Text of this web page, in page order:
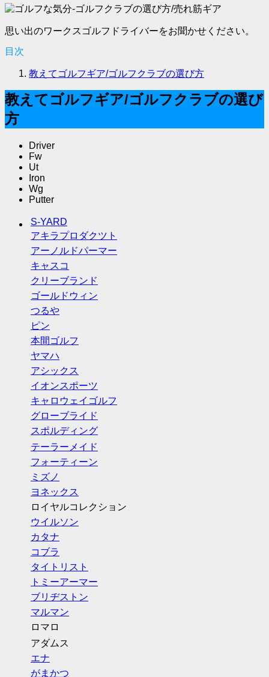
思い出のワークスゴルフドライバーをお聞かせください。
目次
教えてゴルフギア/ゴルフクラブの選び方
教えてゴルフギア/ゴルフクラブの選び
方
Driver
Fw
Ut
Iron
Wg
Putter
S-YARD
アキラプロダクツト
アーノルドパーマー
キャスコ
クリーブランド
ゴールドウィン
つるや
ピン
本間ゴルフ
ヤマハ
アシックス
イオンスポーツ
キャロウェイゴルフ
グローブライド
スポルディング
テーラーメイド
フォーティーン
ミズノ
ヨネックス
ロイヤルコレクション
ウイルソン
カタナ
コブラ
タイトリスト
トミーアーマー
ブリヂストン
マルマン
ロマロ
アダムス
エナ
がまかつ